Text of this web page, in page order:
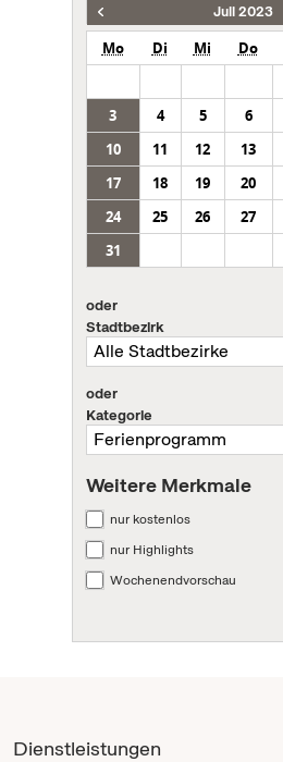
Juli 2023
Mo Di Mi Do
3
4 5 6
10
11 12 13
17
18 19 20
24
25 26 27
31
oder
Stadtbezirk
oder
Kategorie
Weitere Merkmale
nur kostenlos
nur Highlights
Wochenendvorschau
Dienstleistungen